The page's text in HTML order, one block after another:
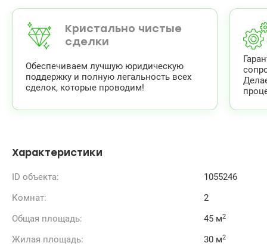
шаговой детские сады и школы, не переходя дорогу- 50
метров, Фора в доме, АТБ поликлиники, банки, почты,
стадион, Спортлайф.И огромное преимущество для
мегаполиса — окружение крупнейших парков
столицы.20 минут-до центра, пляжа Пуща Водица Цена
65000 у.е.(044) 235-29-93, (099) 941-82-75 Татьяна
valion.ua/1055246
Район: Подольский
Массив: Подол
Улица: Кирилловская (Фрунзе) ул.
Кристально чистые
сделки
Обеспечиваем лучшую юридическую
поддержку и полную легальность всех
сделок, которые проводим!
Характеристики
ID объекта:
1055246
Комнат:
2
Общая площадь:
45 м2
Жилая площадь: 30 м2